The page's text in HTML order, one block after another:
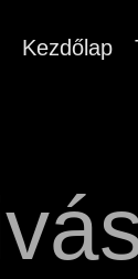
Kezdőlap